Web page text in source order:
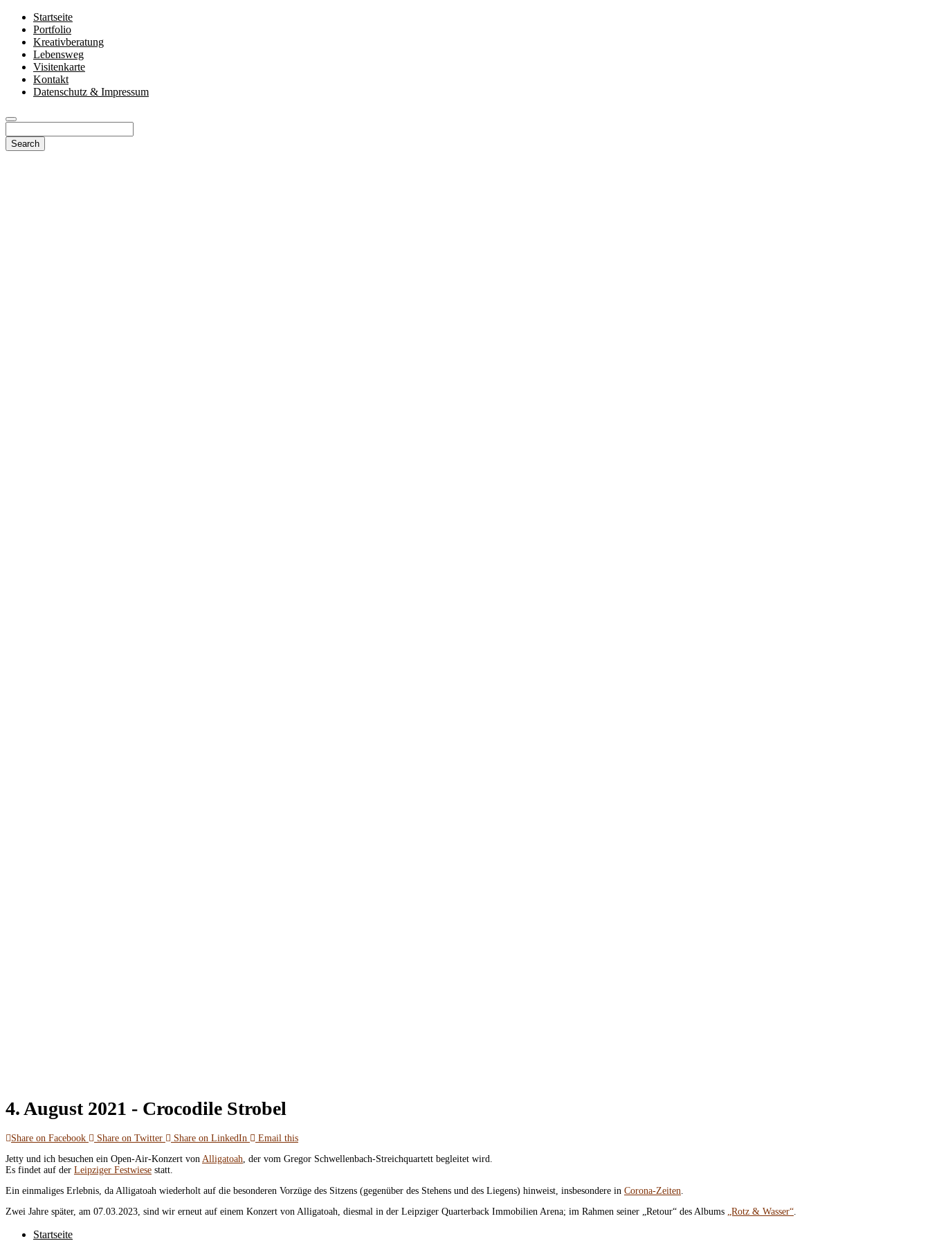
Startseite
Portfolio
Kreativberatung
Lebensweg
Visitenkarte
Kontakt
Datenschutz & Impressum
4. August 2021 - Crocodile Strobel
Share on Facebook Share on Twitter Share on LinkedIn
Email this
Jetty und ich besuchen ein Open-Air-Konzert von Alligatoah , der vom Gregor Schwellenbach-Streichquartett begleitet wird.
Es findet auf der Leipziger Festwiese statt.
Ein einmaliges Erlebnis, da Alligatoah wiederholt auf die besonderen Vorzüge des Sitzens (gegenüber des Stehens und des Liegens) hinweist, insbesondere in Corona-Zeiten
Zwei Jahre später, am 07.03.2023, sind wir erneut auf einem Konzert von Alligatoah, diesmal in der Leipziger Quarterback Immobilien Arena; im Rahmen seiner „Retour“ des Albums
„Rotz & Wasser“
Startseite